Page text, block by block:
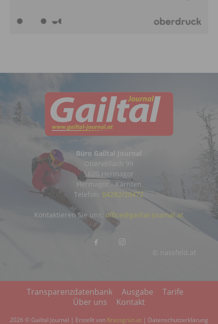
Büro Gailtal Journal
Obervellach 99
9620 Hermagor
Hermagor - Kärnten
Telefon: 04282/20472
© nassfeld.at
Kontaktieren Sie uns: office@gailtal-journal.at
Transparenzdatenbank Ausgabe
Tarife
Über uns
Kontakt
2026 © Gailtal Journal | Erstellt von Krassgrün.at | Datenschutzerklärung